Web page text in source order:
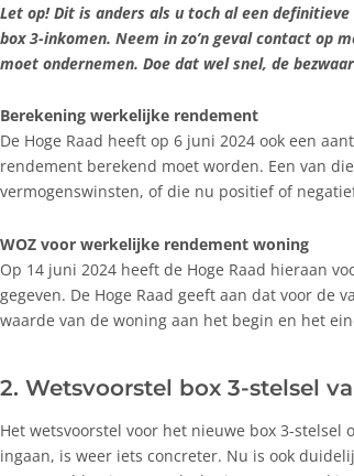
Let op! Dit is anders als u toch al een
box 3-inkomen. Neem in zo’n geval contact op
moet ondernemen. Doe dat wel snel, de
Berekening werkelijke rendement
De Hoge Raad heeft op 6 juni 2024 ook een
rendement berekend moet worden. Een van
vermogenswinsten, of die nu positief of
WOZ voor werkelijke rendement woning
Op 14 juni 2024 heeft de Hoge Raad hieraan
gegeven. De Hoge Raad geeft aan dat voor de
waarde van de woning aan het begin en het
2. Wetsvoorstel box 3-stelsel
Het wetsvoorstel voor het nieuwe box 3-
ingaan, is weer iets concreter. Nu is ook